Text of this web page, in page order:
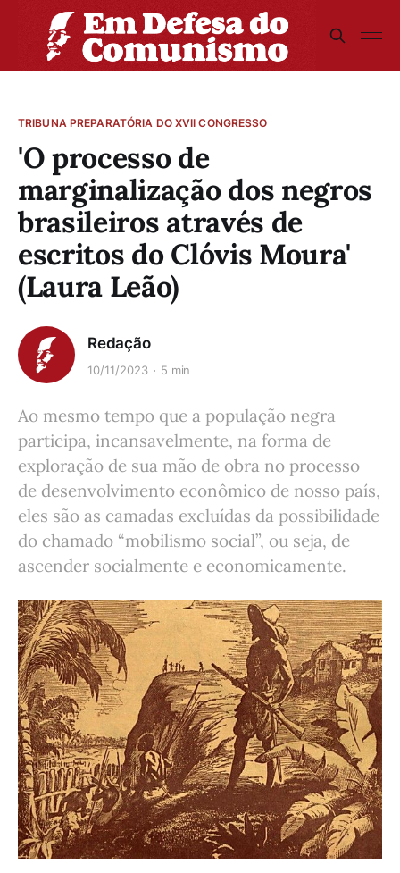
TRIBUNA PREPARATÓRIA DO XVII CONGRESSO
'O processo de
marginalização dos negros
brasileiros através de
escritos do Clóvis Moura'
(Laura Leão)
Redação
10/11/2023 5 min
Ao mesmo tempo que a população negra
participa, incansavelmente, na forma de
exploração de sua mão de obra no processo
de desenvolvimento econômico de nosso país,
eles são as camadas excluídas da possibilidade
do chamado “mobilismo social”, ou seja, de
ascender socialmente e economicamente.